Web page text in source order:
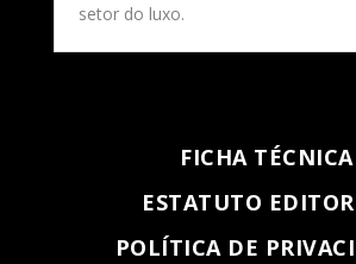
setor do luxo.
FICHA TÉCNICA
ESTATUTO
POLÍTICA DE